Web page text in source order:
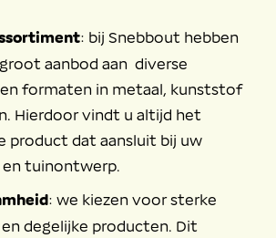
: bij Snebbout hebben
aanbod aan diverse
formaten in metaal, kunststof
Hierdoor vindt u altijd het
product dat aansluit bij uw
en tuinontwerp.
: we kiezen voor sterke
degelijke producten. Dit